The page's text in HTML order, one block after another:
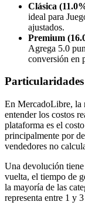
Clásica
ideal para
ajustados.
Premium
Agrega 5.0
conversión en
Particularidades
En MercadoLibre, la
entender los costos
plataforma es el
principalmente por
vendedores no
Una devolución tiene
vuelta, el tiempo de
la mayoría de las
representa entre 1 y